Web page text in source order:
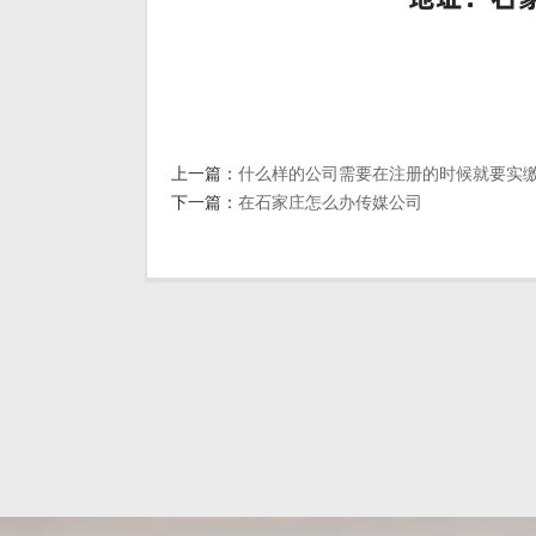
上一篇： 什么样的公司需要在注册的时候就要实
下一篇： 在石家庄怎么办传媒公司